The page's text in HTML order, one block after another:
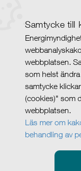
Samtycke till
webbplatsen.
som helst
samtycke
(cookies)" som
webbplatsen.
Läs mer om
behandling av